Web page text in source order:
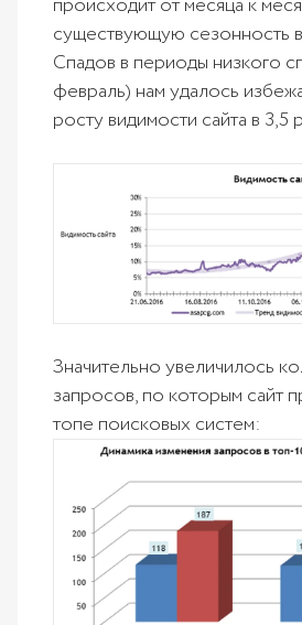
происходит от месяца к
существующую сезонность
Спадов в периоды низкого
февраль) нам удалось
росту видимости сайта в 3,5
Значительно увеличилось
запросов, по которым сайт
топе поисковых систем: